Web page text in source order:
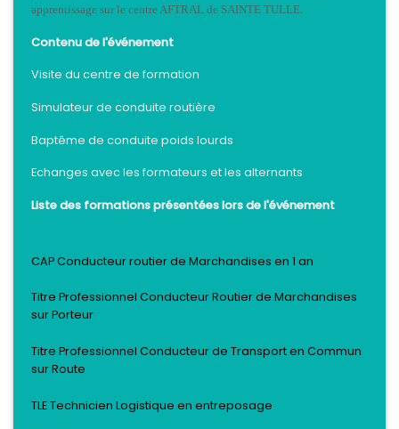
apprentissage sur le centre AFTRAL de SAINTE TULLE.
Contenu de l'événement
Visite du centre de formation
Simulateur de conduite routière
Baptême de conduite poids lourds
Echanges avec les formateurs et les alternants
Liste des formations présentées lors de l'événement
CAP Conducteur routier de Marchandises en 1 an
Titre Professionnel Conducteur Routier de Marchandises
sur Porteur
Titre Professionnel Conducteur de Transport en Commun
sur Route
TLE Technicien Logistique en entreposage